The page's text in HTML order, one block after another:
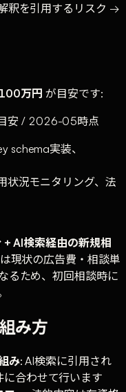
釈を引用するリスク →
万円 が目安です:
安 / 2026-05時点
schema実装、
状況モニタリング、法
+ AI検索経由の新規相
現状の広告費・相談単
るため、初回相談時に
み方
み: AI検索に引用され
合わせて行います